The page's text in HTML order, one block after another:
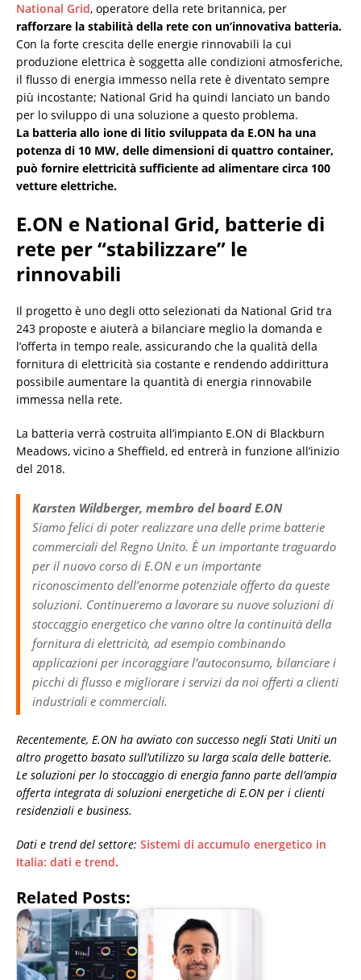
National Grid, operatore della rete britannica, per
rafforzare la stabilità della rete con un’innovativa batteria.
Con la forte crescita delle energie rinnovabili la cui
produzione elettrica è soggetta alle condizioni atmosferiche,
il flusso di energia immesso nella rete è diventato sempre
più incostante; National Grid ha quindi lanciato un bando
per lo sviluppo di una soluzione a questo problema.
La batteria allo ione di litio sviluppata da E.ON ha una
potenza di 10 MW, delle dimensioni di quattro container,
può fornire elettricità sufficiente ad alimentare circa 100
vetture elettriche.
E.ON e National Grid, batterie di
rete per “stabilizzare” le
rinnovabili
Il progetto è uno degli otto selezionati da National Grid tra
243 proposte e aiuterà a bilanciare meglio la domanda e
l’offerta in tempo reale, assicurando che la qualità della
fornitura di elettricità sia costante e rendendo addirittura
possibile aumentare la quantità di energia rinnovabile
immessa nella rete.
La batteria verrà costruita all’impianto E.ON di Blackburn
Meadows, vicino a Sheffield, ed entrerà in funzione all’inizio
del 2018.
Karsten Wildberger, membro del board E.ON
Siamo felici di poter realizzare una delle prime batterie
commerciali del Regno Unito. È un importante traguardo
per il nuovo corso di E.ON e un importante
riconoscimento dell’enorme potenziale offerto da queste
soluzioni. Continueremo a lavorare su nuove soluzioni di
stoccaggio energetico che vanno oltre la continuità della
fornitura di elettricità, ad esempio combinando
applicazioni per incoraggiare l’autoconsumo, bilanciare i
picchi di flusso e migliorare i servizi da noi offerti a clienti
industriali e commerciali.
Recentemente, E.ON ha avviato con successo negli Stati Uniti un
altro progetto basato sull’utilizzo su larga scala delle batterie.
Le soluzioni per lo stoccaggio di energia fanno parte dell’ampia
offerta integrata di soluzioni energetiche di E.ON per i clienti
residenziali e business.
Dati e trend del settore: Sistemi di accumulo energetico in
Italia: dati e trend.
Related Posts: